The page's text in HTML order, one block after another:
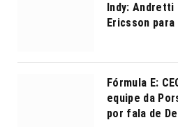
Indy: Andretti
Ericsson para
Fórmula E:
equipe da
por fala de